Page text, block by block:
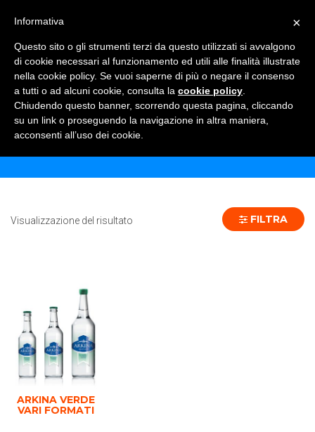
ARKINA VERDE 35 CL - 24 PZ
Home Prodotto Formato
Visualizzazione del risultato FILTRA
ARKINA VERDE
VARI FORMATI
×
Informativa
Questo sito o gli strumenti terzi da questo utilizzati si avvalgono
di cookie necessari al funzionamento ed utili alle finalità illustrate
nella cookie policy. Se vuoi saperne di più o negare il consenso
a tutti o ad alcuni cookie, consulta la cookie policy
Chiudendo questo banner, scorrendo questa pagina, cliccando
su un link o proseguendo la navigazione in altra maniera,
acconsenti all’uso dei cookie.